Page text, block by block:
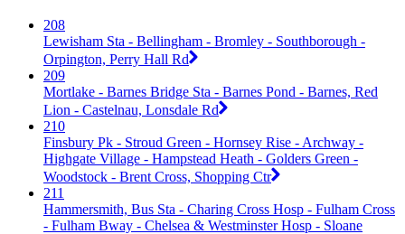
208
Lewisham Sta - Bellingham - Bromley - Southborough -
Orpington, Perry Hall Rd
209
Mortlake - Barnes Bridge Sta - Barnes Pond - Barnes, Red
Lion - Castelnau, Lonsdale Rd
210
Finsbury Pk - Stroud Green - Hornsey Rise - Archway -
Highgate Village - Hampstead Heath - Golders Green -
Woodstock - Brent Cross, Shopping Ctr
211
Hammersmith, Bus Sta - Charing Cross Hosp - Fulham Cross
- Fulham Bway - Chelsea & Westminster Hosp - Sloane